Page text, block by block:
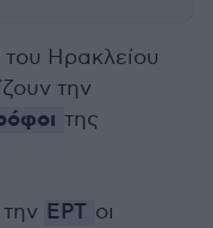
του Ηρακλείου
την
της
ΕΡΤ οι